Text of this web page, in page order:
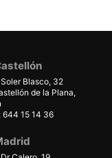
Blasco, 32
de la Plana,
644 15 14 36